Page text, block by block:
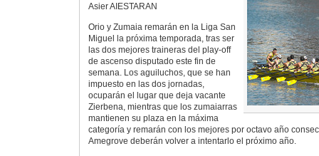
Asier AIESTARAN
Orio y Zumaia remarán en la Liga San
Miguel la próxima temporada, tras ser
las dos mejores traineras del play-off
de ascenso disputado este fin de
semana. Los aguiluchos, que se han
impuesto en las dos jornadas,
ocuparán el lugar que deja vacante
Zierbena, mientras que los zumaiarras
mantienen su plaza en la máxima
categoría y remarán con los mejores por octavo año
Amegrove deberán volver a intentarlo el próximo año.